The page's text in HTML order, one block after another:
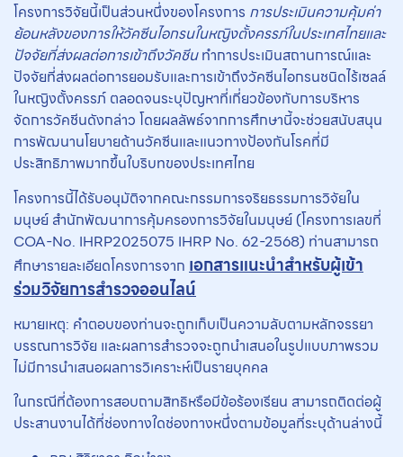
โครงการวิจัยนี้เป็นส่วนหนึ่งของโครงการ การประเมินความคุ้มค่า
ย้อนหลังของการให้วัคซีนไอกรนในหญิงตั้งครรภ์ในประเทศไทยและ
ปัจจัยที่ส่งผลต่อการเข้าถึงวัคชีนทำการประเมินสถานการณ์และ
ปัจจัยที่ส่งผลต่อการยอมรับและการเข้าถึงวัคซีนไอกรนชนิดไร้เซลล์
ในหญิงตั้งครรภ์ ตลอดจนระบุปัญหาที่เกี่ยวข้องกับการบริหาร
จัดการวัคชีนดังกล่าว โดยผลลัพธ์จากการศึกษานี้จะช่วยสนับสนุน
การพัฒนานโยบายด้านวัคซีนและแนวทางป้องกันโรคที่มี
ประสิทธิภาพมากขึ้นใบริบทของประเทศไทย
โครงการนี้ได้รับอนุมัติจากคณะกรรมการจริยธรรมการวิจัยใน
มนุษย์ สำนักพัฒนาการคุ้มครองการวิจัยในมนุษย์ (โครงการเลขที่
COA-No. IHRP2025075 IHRP No. 62-2568) ท่านสามารถ
ศึกษารายละเอียดโครงการจาก เอกสารแนะนำสำหรับผู้เข้า
ร่วมวิจัยการสำรวจออนไลน์
หมายเหตุ: คำตอบของท่านจะถูกเก็บเป็นความลับตามหลักจรรยา
บรรณการวิจัย และผลการสำรวจจะถูกนำเสนอในรูปแบบภาพรวม
ไม่มีการนำเสนอผลการวิเคราะห์เป็นรายบุคคล
ในกรณีที่ต้องการสอบถามสิทธิหรือมีข้อร้องเรียน สามารถติดต่อผู้
ประสานงานได้ที่ช่องทางใดช่องทางหนึ่งตามข้อมูลที่ระบุด้านล่างนี้